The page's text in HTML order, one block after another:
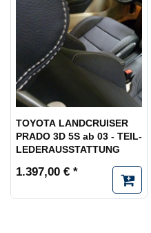
TOYOTA LANDCRUISER
PRADO 3D 5S ab 03 - TEIL-
LEDERAUSSTATTUNG
1.397,00 € *